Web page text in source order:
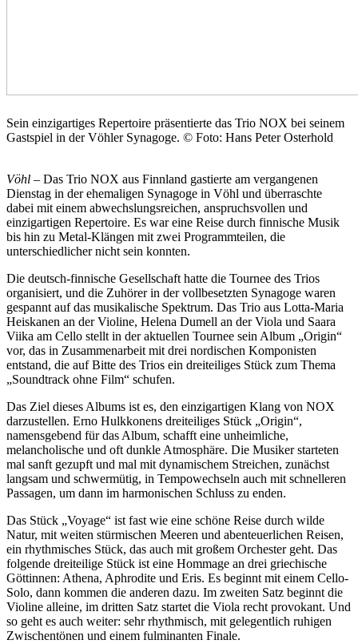
Sein einzigartiges Repertoire präsentierte das Trio NOX bei seinem
Gastspiel in der Vöhler Synagoge. © Foto: Hans Peter Osterhold
Vöhl – Das Trio NOX aus Finnland gastierte am vergangenen
Dienstag in der ehemaligen Synagoge in Vöhl und überraschte
dabei mit einem abwechslungsreichen, anspruchsvollen und
einzigartigen Repertoire. Es war eine Reise durch finnische Musik
bis hin zu Metal-Klängen mit zwei Programmteilen, die
unterschiedlicher nicht sein konnten.
Die deutsch-finnische Gesellschaft hatte die Tournee des Trios
organisiert, und die Zuhörer in der vollbesetzten Synagoge waren
gespannt auf das musikalische Spektrum. Das Trio aus Lotta-Maria
Heiskanen an der Violine, Helena Dumell an der Viola und Saara
Viika am Cello stellt in der aktuellen Tournee sein Album „Origin“
vor, das in Zusammenarbeit mit drei nordischen Komponisten
entstand, die auf Bitte des Trios ein dreiteiliges Stück zum Thema
„Soundtrack ohne Film“ schufen.
Das Ziel dieses Albums ist es, den einzigartigen Klang von NOX
darzustellen. Erno Hulkkonens dreiteiliges Stück „Origin“,
namensgebend für das Album, schafft eine unheimliche,
melancholische und oft dunkle Atmosphäre. Die Musiker starteten
mal sanft gezupft und mal mit dynamischem Streichen, zunächst
langsam und schwermütig, in Tempowechseln auch mit schnelleren
Passagen, um dann im harmonischen Schluss zu enden.
Das Stück „Voyage“ ist fast wie eine schöne Reise durch wilde
Natur, mit weiten stürmischen Meeren und abenteuerlichen Reisen,
ein rhythmisches Stück, das auch mit großem Orchester geht. Das
folgende dreiteilige Stück ist eine Hommage an drei griechische
Göttinnen: Athena, Aphrodite und Eris. Es beginnt mit einem Cello-
Solo, dann kommen die anderen dazu. Im zweiten Satz beginnt die
Violine alleine, im dritten Satz startet die Viola recht provokant. Und
so geht es auch weiter: sehr rhythmisch, mit gelegentlich ruhigen
Zwischentönen und einem fulminanten Finale.